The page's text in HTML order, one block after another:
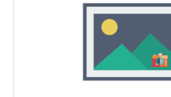
噪声频谱分析仪